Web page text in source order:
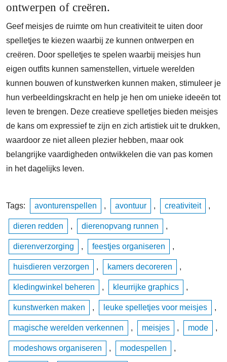
ontwerpen of creëren.
Geef meisjes de ruimte om hun creativiteit te uiten door
spelletjes te kiezen waarbij ze kunnen ontwerpen en
creëren. Door spelletjes te spelen waarbij meisjes hun
eigen outfits kunnen samenstellen, virtuele werelden
kunnen bouwen of kunstwerken kunnen maken, stimuleer je
hun verbeeldingskracht en help je hen om unieke ideeën tot
leven te brengen. Deze creatieve spelletjes bieden meisjes
de kans om expressief te zijn en zich artistiek uit te drukken,
waardoor ze niet alleen plezier hebben, maar ook
belangrijke vaardigheden ontwikkelen die van pas komen
in het dagelijks leven.
Tags: avonturenspellen , avontuur , creativiteit ,
dieren redden , dierenopvang runnen ,
dierenverzorging , feestjes organiseren ,
huisdieren verzorgen , kamers decoreren ,
kledingwinkel beheren , kleurrijke graphics ,
kunstwerken maken , leuke spelletjes voor meisjes ,
magische werelden verkennen , meisjes , mode ,
modeshows organiseren , modespellen ,